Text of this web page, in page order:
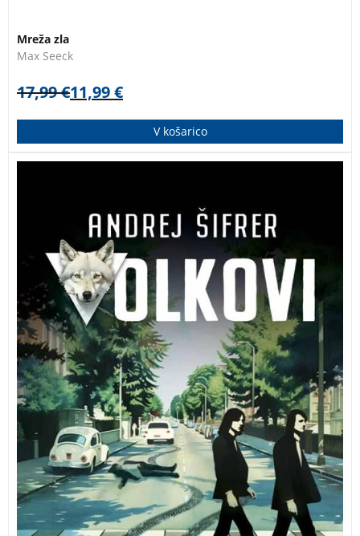
Mreža zla
Max Seeck
17,99€11,99€
V košarico
zakulisja z vsemi bleščicami, ki jih ponuja slava, in
temnimi platmi, ki so navadnim smrtnikom neznane.
KNJIGA S PODPISOM AVTORJA! PONATIS USPEŠNICE.
VOLKOVI ANDREJ ŠIFRER